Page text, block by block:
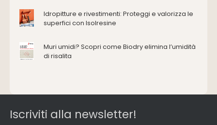
Energie rinnovabili
Ferramenta e fissaggi
Impianti idrici e depurazione
Impianti termici e climatizzazione
Materiali da costruzione
Pannelli
Pareti esterne e facciate
Idropitture e rivestimenti: Proteggi e valorizza le
superfici con Isolresine
Muri umidi? Scopri come Biodry elimina l’umidità
di risalita
Iscriviti alla newsletter!